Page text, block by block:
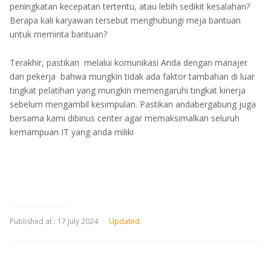
peningkatan kecepatan tertentu, atau lebih sedikit kesalahan?
Berapa kali karyawan tersebut menghubungi meja bantuan
untuk meminta bantuan?
Terakhir, pastikan melalui komunikasi Anda dengan manajer
dan pekerja bahwa mungkin tidak ada faktor tambahan di luar
tingkat pelatihan yang mungkin memengaruhi tingkat kinerja
sebelum mengambil kesimpulan. Pastikan andabergabung juga
bersama kami dibinus center agar memaksimalkan seluruh
kemampuan IT yang anda miliki
Published at : 17 July 2024 Updated